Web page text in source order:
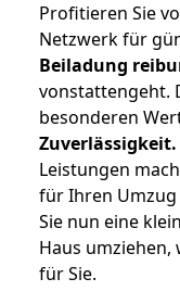
Profitieren Sie
Netzwerk für
Beiladung
vonstattengeht.
besonderen
Zuverlässigkeit.
Leistungen
für Ihren Umzug
Sie nun eine
Haus umziehen,
für Sie.